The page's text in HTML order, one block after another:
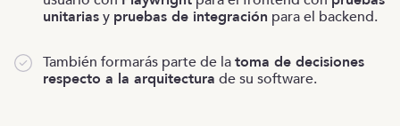
unitariasy pruebas de integración para el backend.
También formarás parte de latoma de decisiones
respecto a la arquitectura de su software.